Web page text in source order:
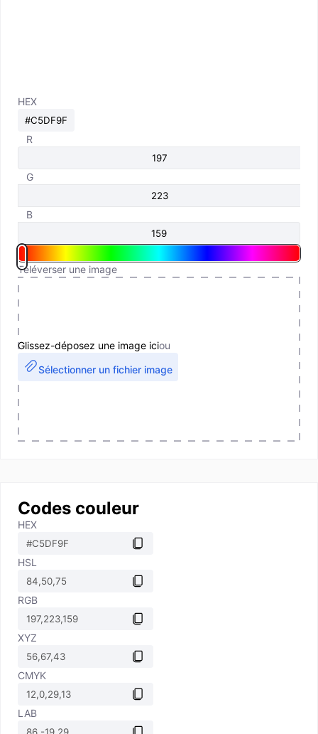
HEX
R
G
B
Téléverser une image
Glissez-déposez une image iciou
Sélectionner un fichier image
Codes couleur
HEX
HSL
RGB
XYZ
CMYK
LAB